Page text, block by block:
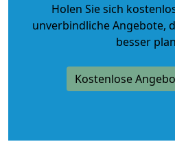
Holen Sie sich
unverbindliche Angebote,
besser
Kostenlose